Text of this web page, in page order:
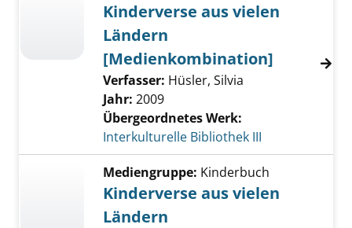
Kinderverse aus vielen
Ländern
[Medienkombination]
Verfasser: Hüsler, Silvia
Jahr: 2009
Übergeordnetes Werk:
Interkulturelle Bibliothek III
Mediengruppe: Kinderbuch
Kinderverse aus vielen
Ländern